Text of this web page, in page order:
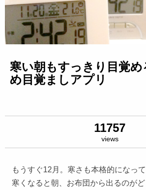
寒い朝もすっきり目覚
め目覚ましアプリ
11757
views
もうすぐ12月。寒さも本格的になって
寒くなると朝、お布団から出るのが